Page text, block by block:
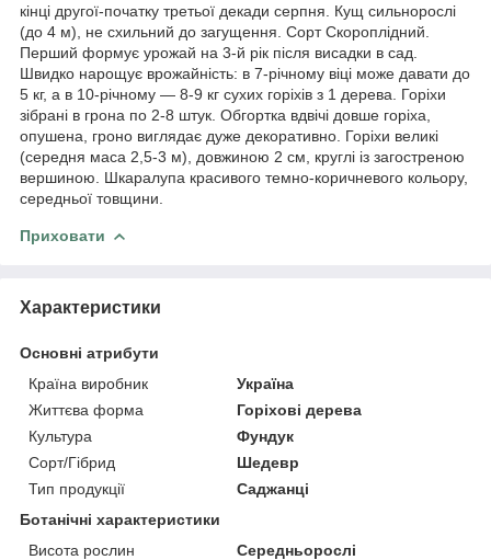
кінці другої-початку третьої декади серпня. Кущ сильнорослі
(до 4 м), не схильний до загущення. Сорт Скороплідний.
Перший формує урожай на 3-й рік після висадки в сад.
Швидко нарощує врожайність: в 7-річному віці може давати до
5 кг, а в 10-річному — 8-9 кг сухих горіхів з 1 дерева. Горіхи
зібрані в грона по 2-8 штук. Обгортка вдвічі довше горіха,
опушена, гроно виглядає дуже декоративно. Горіхи великі
(середня маса 2,5-3 м), довжиною 2 см, круглі із загостреною
вершиною. Шкаралупа красивого темно-коричневого кольору,
середньої товщини.
Приховати
Характеристики
Основні атрибути
Країна виробник
Україна
Життєва форма
Горіхові дерева
Культура
Фундук
Сорт/Гібрид
Шедевр
Тип продукції
Саджанці
Ботанічні характеристики
Висота рослин
Середньорослі